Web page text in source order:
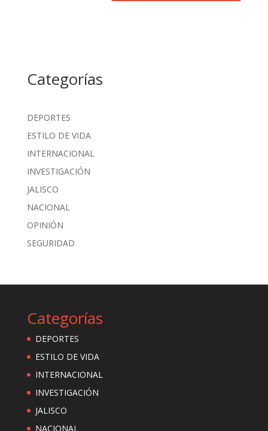
Categorías
DEPORTES
ESTILO DE VIDA
INTERNACIONAL
INVESTIGACIÓN
JALISCO
NACIONAL
OPINIÓN
SEGURIDAD
Categorías
DEPORTES
ESTILO DE VIDA
INTERNACIONAL
INVESTIGACIÓN
JALISCO
NACIONAL